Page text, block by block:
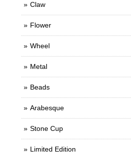
Claw
Flower
Wheel
Metal
Beads
Arabesque
Stone Cup
Limited Edition